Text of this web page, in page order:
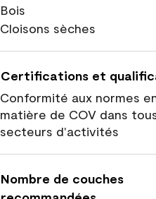
Bois
Cloisons sèches
Certifications et
Conformité aux normes
matière de COV dans
secteurs d'activités
Nombre de couches